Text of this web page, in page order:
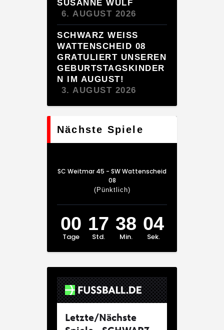
SUSANNE WULF
6. AUGUST 2026
SCHWARZ WEISS W
ATTENSCHEID 08 G
RATULIERT UNSEREN G
EBURTSTAGSKINDERN
IM AUGUST!
3. AUGUST 2026
Nächste Spiele
SC Weitmar 45 - SW Wattenscheid
08
(Pünktlich)
00
Tage
17
Std.
38
Min.
04
Sek.